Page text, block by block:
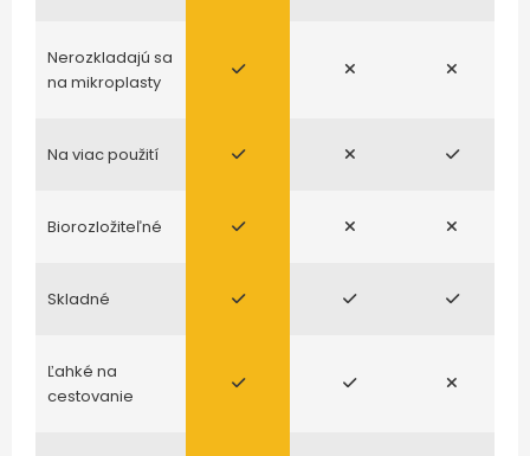
Nerozkladajú sa
na mikroplasty
Na viac použití
Biorozložiteľné
Skladné
Ľahké na
cestovanie